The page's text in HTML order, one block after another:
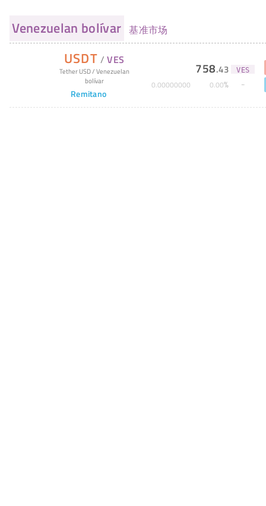
Venezuelan bolívar 基准市场
USDT / VES
Tether USD/Venezuelan
bolívar
Remitano
758.43 VES
0.00000000 0.00%